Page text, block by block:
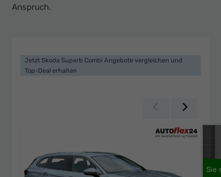
Autohaus
Anspruch.
Jetzt Skoda Superb Combi Angebote vergleichen und
Top-Deal erhalten
Zurück